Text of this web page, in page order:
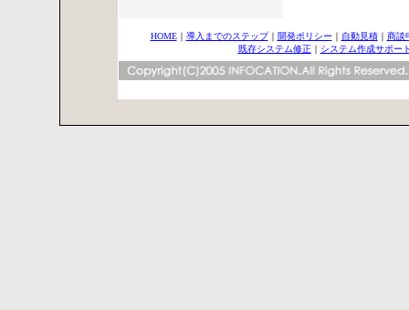
HOME｜ 導入までのステップ｜ 開発ポリシー ｜ 自動見積｜ 商談
既存システム修正｜ システム作成サポー